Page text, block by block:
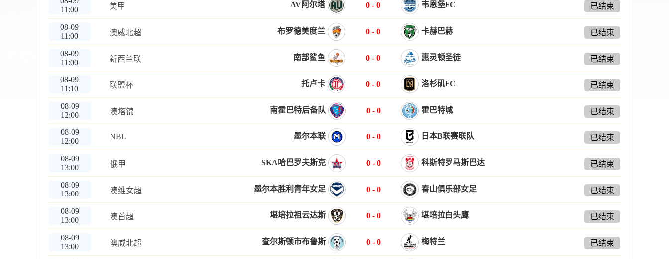
11:00
美甲 AV阿尔塔 0 - 0 韦恩堡FC 已结束
08-09
11:00
澳威北超 布罗德美度兰 0 - 0 卡赫巴赫 已结束
08-09
11:00
新西兰联 南部鲨鱼 0 - 0 惠灵顿圣徒 已结束
08-09
11:10
联盟杯 托卢卡 0 - 0 洛杉矶FC 已结束
08-09
12:00
澳塔锦 南霍巴特后备队 0 - 0 霍巴特城 已结束
08-09
12:00
NBL 墨尔本联 0 - 0 日本B联赛联队 已结束
08-09
13:00
俄甲 SKA哈巴罗夫斯克 0 - 0 科斯特罗马斯巴达 已结束
08-09
13:00
澳维女超 墨尔本胜利青年女足 0 - 0 春山俱乐部女足 已结束
08-09
13:00
澳首超 堪培拉祖云达斯 0 - 0 堪培拉白头鹰 已结束
08-09
13:00
澳威北超 查尔斯顿市布鲁斯 0 - 0 梅特兰 已结束